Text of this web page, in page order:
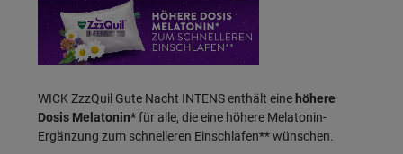
WICK ZzzQuil Gute Nacht INTENS enthält eine höhere
Dosis Melatonin*für alle, die eine höhere Melatonin-
Ergänzung zum schnelleren Einschlafen** wünschen.